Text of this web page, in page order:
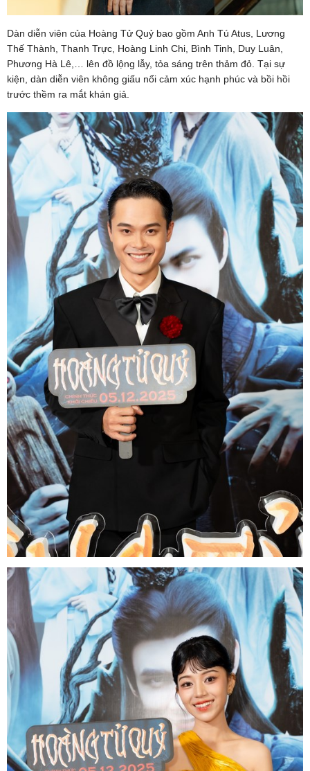
Dàn diễn viên của Hoàng Tử Quỷ bao gồm Anh Tú Atus, Lương
Thế Thành, Thanh Trực, Hoàng Linh Chi, Bình Tinh, Duy Luân,
Phương Hà Lê,… lên đồ lộng lẫy, tỏa sáng trên thảm đỏ. Tại sự
kiện, dàn diễn viên không giấu nổi cảm xúc hạnh phúc và bồi hồi
trước thềm ra mắt khán giả.